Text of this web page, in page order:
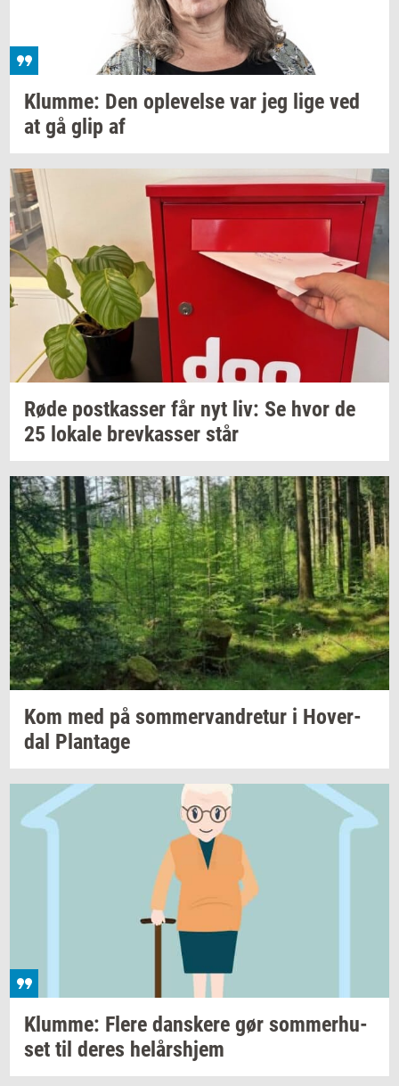
Klum­me: Den op­le­vel­se var jeg lige ved
at gå glip af
Røde po­st­kas­ser får nyt liv: Se hvor de
25 lo­ka­le brev­kas­ser står
Kom med på som­mer­van­dre­tur i Ho­ver­
dal Plan­ta­ge
Klum­me: Flere dan­ske­re gør som­mer­hu­
set til deres helårs­hjem